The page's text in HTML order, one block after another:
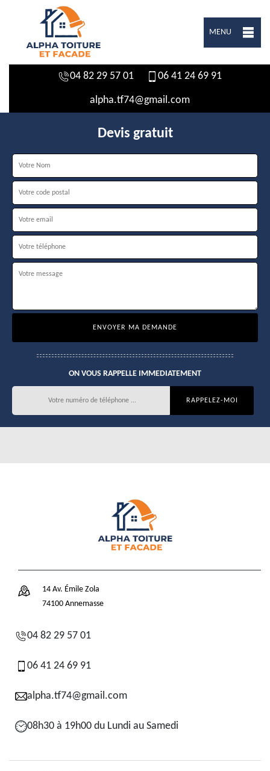
MENU
04 82 29 57 01 06 41 24 69 91
alpha.tf74@gmail.com
Devis gratuit
ON VOUS RAPPELLE IMMEDIATEMENT
14 Av. Émile Zola
74100 Annemasse
04 82 29 57 01
06 41 24 69 91
alpha.tf74@gmail.com
08h30 à 19h00 du Lundi au Samedi